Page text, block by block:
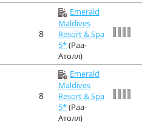
8
Emerald
Maldives
Resort & Spa
5*(Раа-
Атолл)
8
Emerald
Maldives
Resort & Spa
5*(Раа-
Атолл)